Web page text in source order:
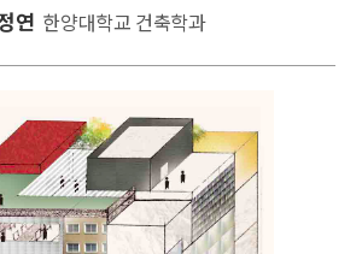
연 한양대학교 건축학과